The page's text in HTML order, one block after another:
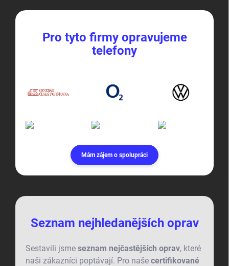
Pro tyto firmy opravujeme
telefony
Mám zájem o spolupráci
Seznam nejhledanějších oprav
Sestavili jsme seznam nejčastějších oprav, které
naši zákazníci poptávají. Pro naše certifikované